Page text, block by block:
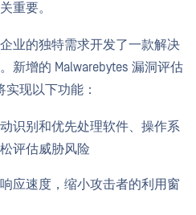
重要。
业的独特需求开发了一款解决
新增的 Malwarebytes 漏洞评估
实现以下功能：
识别和优先处理软件、操作系
评估威胁风险
响应速度，缩小攻击者的利用窗